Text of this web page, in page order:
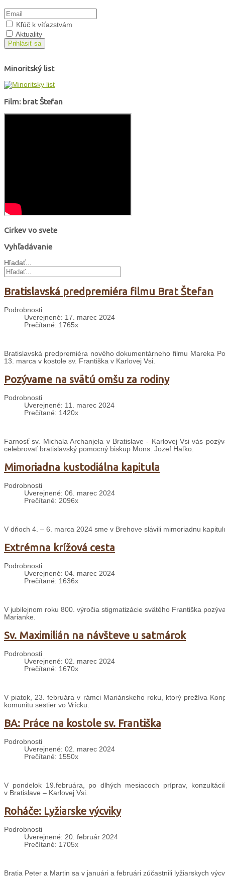
Kľúč k víťazstvám
Aktuality
Prihlásiť sa
Minoritský list
Film: brat Štefan
Cirkev vo svete
Vyhľadávanie
Hľadať...
Bratislavská predpremiéra filmu Brat Štefan
Podrobnosti
Uverejnené: 17. marec 2024
Prečítané: 1765x
Bratislavská predpremiéra nového dokumentárneho filmu Mareka
13. marca v kostole sv. Františka v Karlovej Vsi.
Pozývame na svätú omšu za rodiny
Podrobnosti
Uverejnené: 11. marec 2024
Prečítané: 1420x
Farnosť sv. Michala Archanjela v Bratislave - Karlovej Vsi vás
celebrovať bratislavský pomocný biskup Mons. Jozef Haľko.
Mimoriadna kustodiálna kapitula
Podrobnosti
Uverejnené: 06. marec 2024
Prečítané: 2096x
V dňoch 4. – 6. marca 2024 sme v Brehove slávili mimoriadnu
Extrémna krížová cesta
Podrobnosti
Uverejnené: 04. marec 2024
Prečítané: 1636x
V jubilejnom roku 800. výročia stigmatizácie svätého Františka
Marianke.
Sv. Maximilián na návšteve u satmárok
Podrobnosti
Uverejnené: 02. marec 2024
Prečítané: 1670x
V piatok, 23. februára v rámci Mariánskeho roku, ktorý prežíva
komunitu sestier vo Vrícku.
BA: Práce na kostole sv. Františka
Podrobnosti
Uverejnené: 02. marec 2024
Prečítané: 1550x
V pondelok 19.februára, po dlhých mesiacoch príprav,
v Bratislave – Karlovej Vsi.
Roháče: Lyžiarske výcviky
Podrobnosti
Uverejnené: 20. február 2024
Prečítané: 1705x
Bratia Peter a Martin sa v januári a februári zúčastnili lyžiarskych